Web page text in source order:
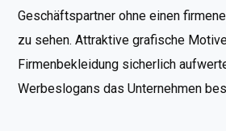
Geschäftspartner ohne einen
zu sehen. Attraktive grafische
Firmenbekleidung sicherlich
Werbeslogans das Unternehmen